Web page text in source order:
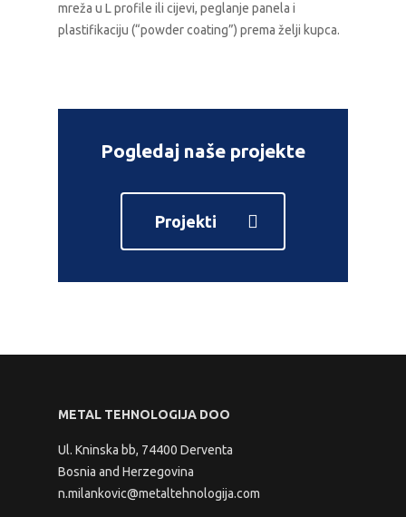
mreža u L profile ili cijevi, peglanje panela i
plastifikaciju (“powder coating”) prema želji kupca.
Pogledaj naše projekte
Projekti
METAL TEHNOLOGIJA DOO
Ul. Kninska bb, 74400 Derventa
Bosnia and Herzegovina
n.milankovic@metaltehnologija.com